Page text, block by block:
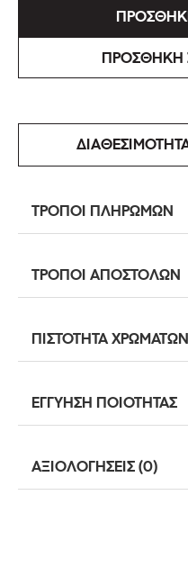
ΠΡΟΣΘΗΚΗ
ΤΡΟΠΟΙ ΠΛΗΡΩΜΩΝ
ΤΡΟΠΟΙ ΑΠΟΣΤΟΛΩΝ
ΠΙΣΤΟΤΗΤΑ ΧΡΩΜΑΤΩΝ
ΕΓΓΥΗΣΗ ΠΟΙΟΤΗΤΑΣ
ΑΞΙΟΛΟΓΗΣΕΙΣ (0)